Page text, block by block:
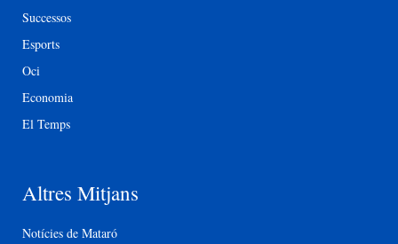
Successos
Esports
Oci
Economia
El Temps
Altres Mitjans
Notícies de Mataró